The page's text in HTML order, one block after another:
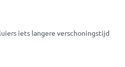
iets langere verschoningstijd